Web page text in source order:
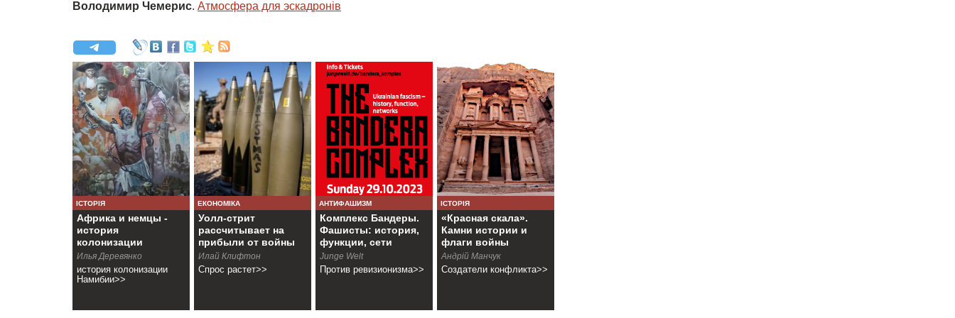
Володимир Чемерис. Атмосфера для эскадронiв
ІСТОРІЯ
Африка и немцы -
история
колонизации
Намибии
Илья Деревянко
история колонизации
Намибии>>
ЕКОНОМІКА
Уолл-стрит
рассчитывает на
прибыли от войны
Илай Клифтон
Спрос растет>>
АНТИФАШИЗМ
Комплекс Бандеры.
Фашисты: история,
функции, сети
Junge Welt
Против ревизионизма>>
ІСТОРІЯ
«Красная скала».
Камни истории и
флаги войны
Андрій Манчук
Создатели конфликта>>